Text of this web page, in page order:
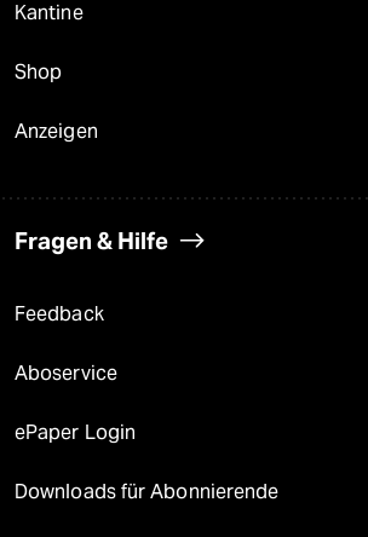
Kantine
Shop
Anzeigen
Fragen & Hilfe
Feedback
Aboservice
ePaper Login
Downloads für Abonnierende